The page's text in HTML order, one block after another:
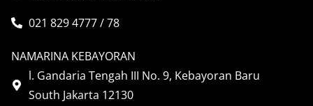
021 829 4777 / 78
NAMARINA KEBAYORAN
l. Gandaria Tengah III No. 9, Kebayoran Baru
South Jakarta 12130